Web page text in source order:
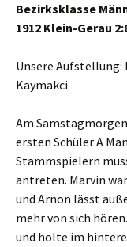
Bezirksklasse
1912 Klein-Gerau
Unsere Aufstellung:
Kaymakci
Am
ersten Schüler A
Stammspielern
antreten. Marvin
und Arnon lässt
mehr von sich
und holte im